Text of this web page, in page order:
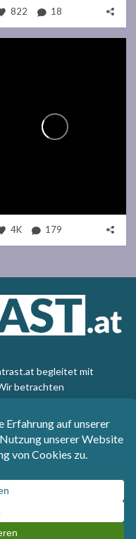
822 18
4K 179
begleitet mit
betrachten
wirft den Blick der
+43 1 40110-